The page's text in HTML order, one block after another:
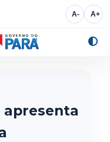
A- A+
apresenta